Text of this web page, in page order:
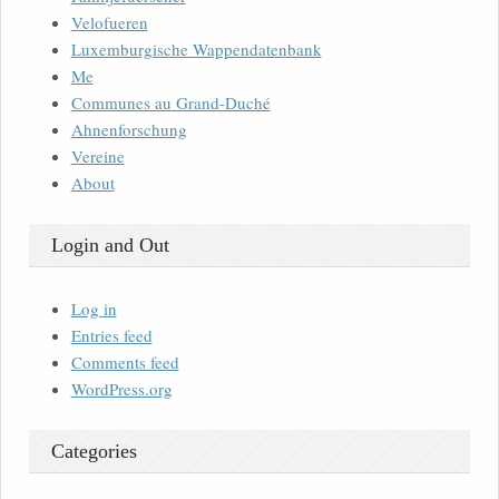
Velofueren
Luxemburgische Wappendatenbank
Me
Communes au Grand-Duché
Ahnenforschung
Vereine
About
Login and Out
Log in
Entries feed
Comments feed
WordPress.org
Categories